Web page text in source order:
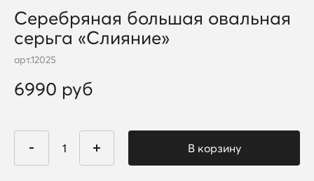
Серебряная большая овальная
серьга «Слияние»
арт.12025
6990 руб